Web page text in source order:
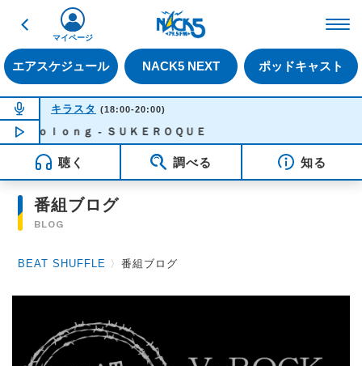
戻る
エアスケジュール NACK5 NEXT ポッドキャスト
マイページ
NOW ON AIR
キラスタ (18:00-20:00)
NOW PLAYING18:28
Ｏｏｌｏｎｇ - ＳＵＫＥＲＯＱＵＥ
聴く 調べる 知る
番組ブログ
BLOG
BEAT SHUFFLE 〉番組ブログ